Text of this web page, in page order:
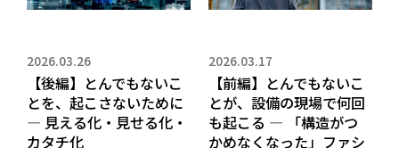
2026.03.26
【後編】とんでもないこ
とを、起こさないために
― 見える化・見せる化・
カタチ化
2026.03.17
【前編】とんでもないこ
とが、設備の現場で何回
も起こる ― 「構造がつ
かめなくなった」ファシ